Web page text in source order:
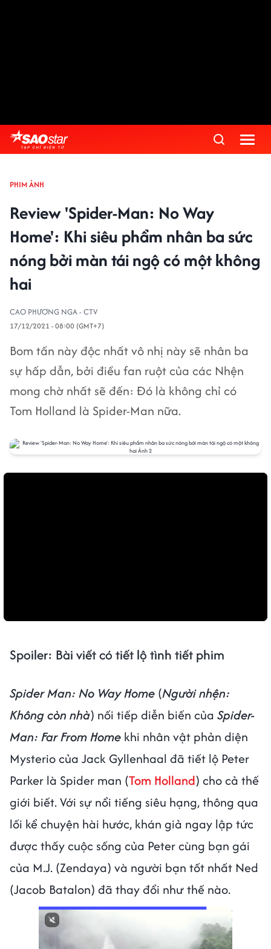
PHIM ẢNH
Review 'Spider-Man: No Way
Home': Khi siêu phẩm nhân ba sức
nóng bởi màn tái ngộ có một không
hai
CAO PHƯƠNG NGA - CTV
17/12/2021 - 08:00 (GMT+7)
Bom tấn này độc nhất vô nhị này sẽ nhân ba
sự hấp dẫn, bởi điều fan ruột của các Nhện
mong chờ nhất sẽ đến: Đó là không chỉ có
Tom Holland là Spider-Man nữa.
Spoiler: Bài viết có tiết lộ tình tiết phim
Spider Man: No Way Home (Người nhện:
Không còn nhà) nối tiếp diễn biến của Spider-
Man: Far From Home khi nhân vật phản diện
Mysterio của Jack Gyllenhaal đã tiết lộ Peter
Parker là Spider man (Tom Holland) cho cả thế
giới biết. Với sự nổi tiếng siêu hạng, thông qua
lối kể chuyện hài hước, khán giả ngay lập tức
được thấy cuộc sống của Peter cùng bạn gái
của M.J. (Zendaya) và người bạn tốt nhất Ned
(Jacob Batalon) đã thay đổi như thế nào.